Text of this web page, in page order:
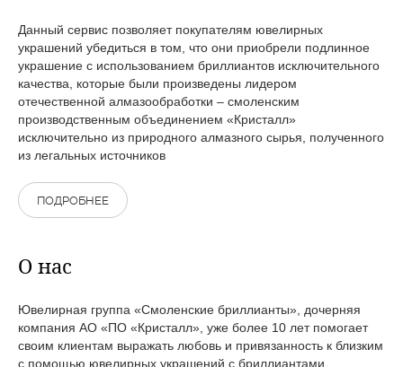
Данный сервис позволяет покупателям ювелирных
украшений убедиться в том, что они приобрели подлинное
украшение с использованием бриллиантов исключительного
качества, которые были произведены лидером
отечественной алмазообработки – смоленским
производственным объединением «Кристалл»
исключительно из природного алмазного сырья, полученного
из легальных источников
ПОДРОБНЕЕ
О нас
Ювелирная группа «Смоленские бриллианты», дочерняя
компания АО «ПО «Кристалл», уже более 10 лет помогает
своим клиентам выражать любовь и привязанность к близким
с помощью ювелирных украшений с бриллиантами.